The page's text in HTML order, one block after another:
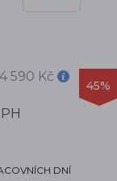
4 590 Kč
45%
DNÍ